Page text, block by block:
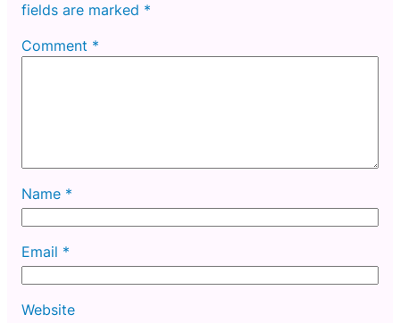
fields are marked *
Comment *
Name *
Email *
Website